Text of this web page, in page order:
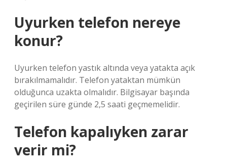
Uyurken telefon nereye
konur?
Uyurken telefon yastık altında veya yatakta açık
bırakılmamalıdır. Telefon yataktan mümkün
olduğunca uzakta olmalıdır. Bilgisayar başında
geçirilen süre günde 2,5 saati geçmemelidir.
Telefon kapalıyken zarar
verir mi?